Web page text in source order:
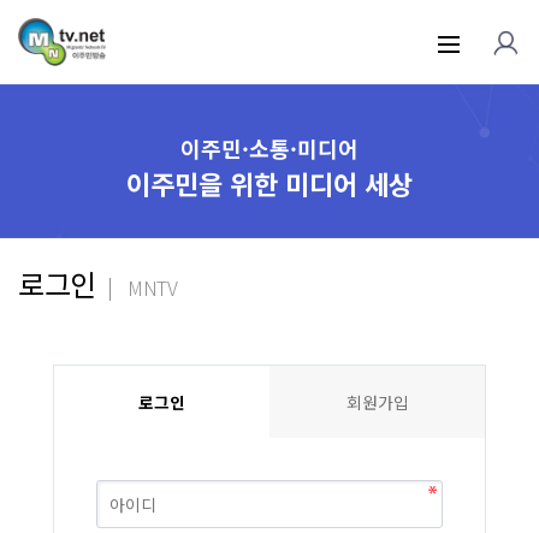
이주민·소통·미디어
이주민을 위한 미디어 세상
로그인 MNTV
로그인 회원가입